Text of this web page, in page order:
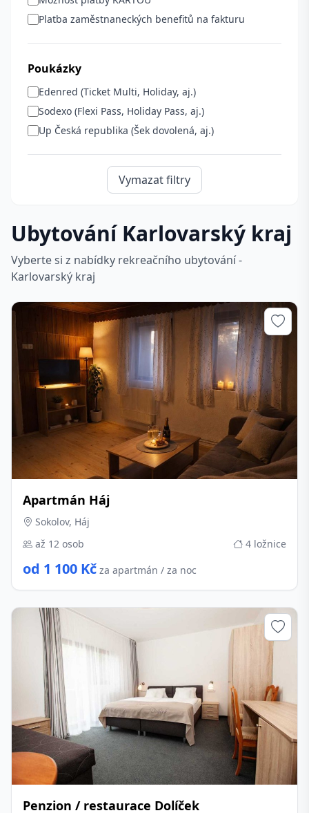
Platba zaměstnaneckých benefitů na fakturu
Poukázky
Edenred (Ticket Multi, Holiday, aj.)
Sodexo (Flexi Pass, Holiday Pass, aj.)
Up Česká republika (Šek dovolená, aj.)
Vymazat filtry
Ubytování Karlovarský kraj
Vyberte si z nabídky rekreačního ubytování -
Karlovarský kraj
Apartmán Háj
Sokolov, Háj
až 12 osob
4 ložnice
od 1 100 Kč za apartmán / za noc
Penzion / restaurace Dolíček